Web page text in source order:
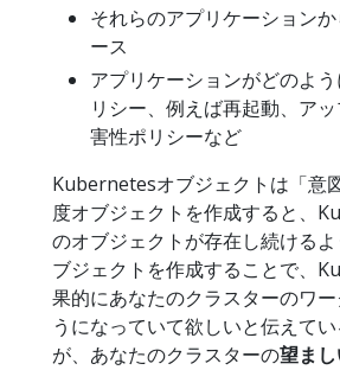
それらのアプリケーション
ース
アプリケーションがどのよ
リシー、例えば再起動、ア
害性ポリシーなど
Kubernetesオブジェクトは「意
度オブジェクトを作成すると、
のオブジェクトが存在し続ける
ブジェクトを作成することで、
果的にあなたのクラスターのワ
うになっていて欲しいと伝えて
が、あなたのクラスターの望ま